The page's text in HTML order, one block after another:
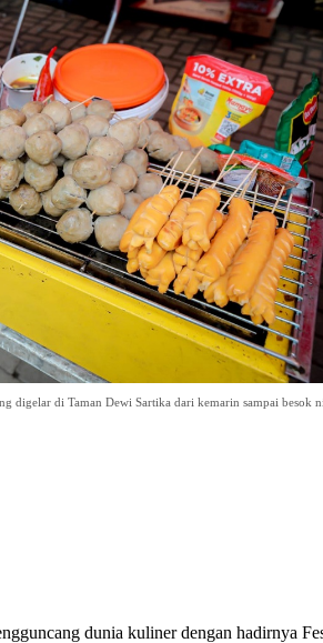
digelar di Taman Dewi Sartika dari kemarin sampai besok
dunia kuliner dengan hadirnya